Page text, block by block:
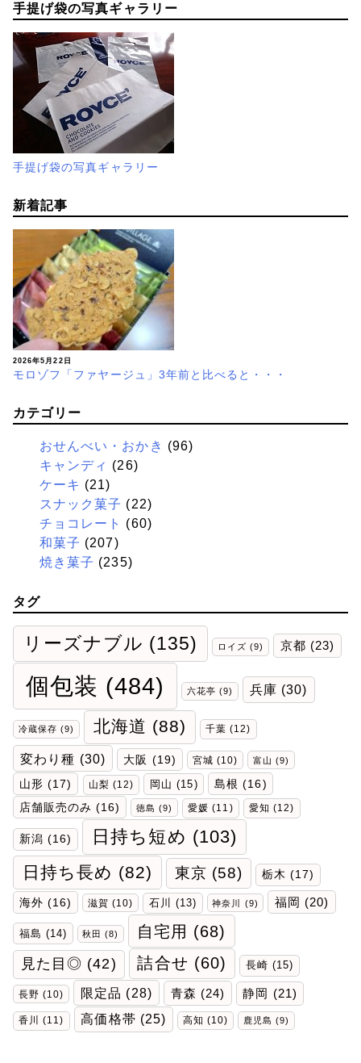
手提げ袋の写真ギャラリー
手提げ袋の写真ギャラリー
新着記事
2026年5月22日
モロゾフ「ファヤージュ」3年前と比べると・・・
カテゴリー
おせんべい・おかき (96)
キャンディ (26)
ケーキ (21)
スナック菓子 (22)
チョコレート
(60)
和菓子 (207)
焼き菓子 (235)
タグ
リーズナブル (135) ロイズ (9) 京都 (23)
個包装 (484) 六花亭 (9) 兵庫 (30)
冷蔵保存 (9) 北海道 (88) 千葉 (12)
変わり種 (30) 大阪 (19) 宮城 (10) 富山 (9)
山形 (17) 山梨 (12) 岡山 (15) 島根 (16)
店舗販売のみ (16) 徳島 (9) 愛媛 (11) 愛知 (12)
新潟 (16) 日持ち短め (103)
日持ち長め (82) 東京 (58) 栃木 (17)
海外 (16) 滋賀 (10) 石川 (13) 神奈川 (9) 福岡 (20)
福島 (14) 秋田 (8) 自宅用 (68)
見た目◎ (42) 詰合せ (60) 長崎 (15)
長野 (10) 限定品 (28) 青森 (24) 静岡 (21)
香川 (11) 高価格帯 (25) 高知 (10) 鹿児島 (9)